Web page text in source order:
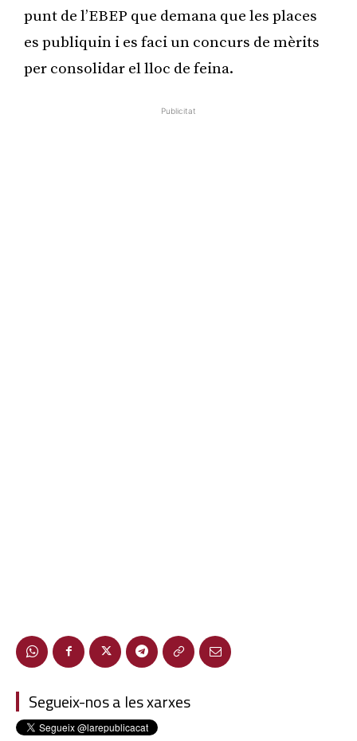
punt de l’EBEP que demana que les places
es publiquin i es faci un concurs de mèrits
per consolidar el lloc de feina.
Publicitat
Segueix-nos a les xarxes